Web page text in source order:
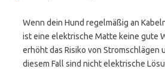
Wenn dein Hund regelmäßig an
ist eine elektrische Matte keine gute
erhöht das Risiko von Stromschlägen
diesem Fall sind nicht elektrische